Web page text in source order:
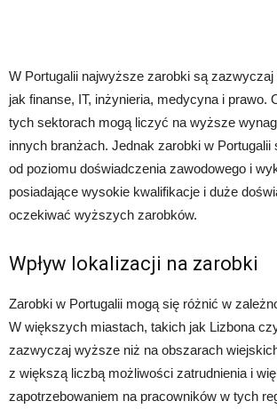
W Portugalii najwyższe zarobki są
jak finanse, IT, inżynieria, medycyna i prawo.
tych sektorach mogą liczyć na wyższe
innych branżach. Jednak zarobki w Portugalii
od poziomu doświadczenia zawodowego i
posiadające wysokie kwalifikacje i duże
oczekiwać wyższych zarobków.
Wpływ lokalizacji na zarobki
Zarobki w Portugalii mogą się różnić w
W większych miastach, takich jak Lizbona
zazwyczaj wyższe niż na obszarach
z większą liczbą możliwości zatrudnienia i
zapotrzebowaniem na pracowników w tych